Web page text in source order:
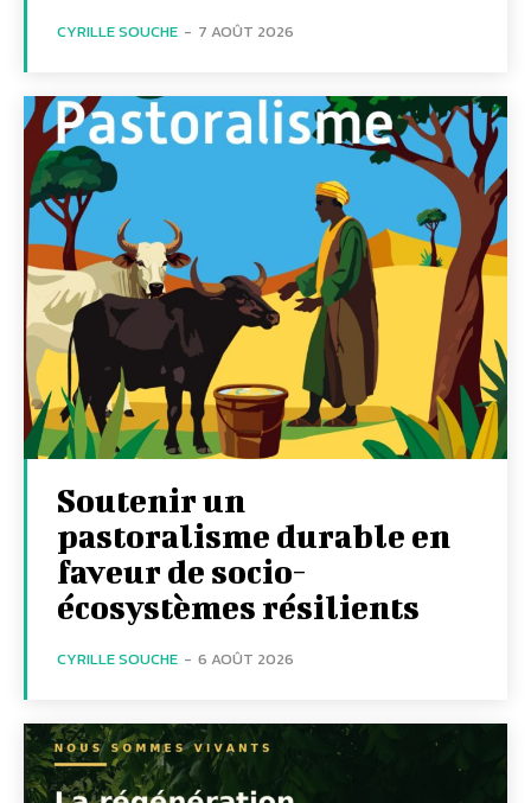
CYRILLE SOUCHE - 7 AOÛT 2026
Soutenir un
pastoralisme durable en
faveur de socio-
écosystèmes résilients
CYRILLE SOUCHE - 6 AOÛT 2026